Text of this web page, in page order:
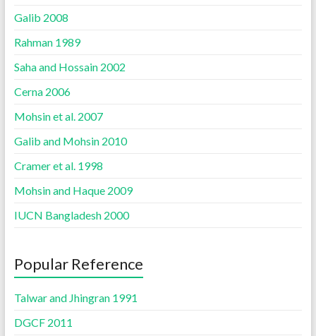
Galib 2008
Rahman 1989
Saha and Hossain 2002
Cerna 2006
Mohsin et al. 2007
Galib and Mohsin 2010
Cramer et al. 1998
Mohsin and Haque 2009
IUCN Bangladesh 2000
Popular Reference
Talwar and Jhingran 1991
DGCF 2011